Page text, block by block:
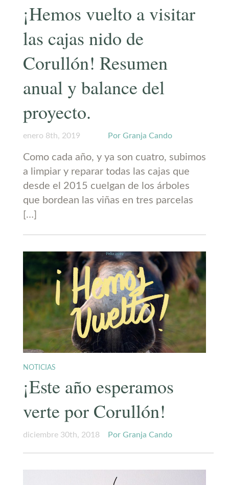
¡Hemos vuelto a visitar
las cajas nido de
Corullón! Resumen
anual y balance del
proyecto.
enero 8th, 2019 Por Granja Cando
Como cada año, y ya son cuatro, subimos
a limpiar y reparar todas las cajas que
desde el 2015 cuelgan de los árboles
que bordean las viñas en tres parcelas
[…]
NOTICIAS
¡Este año esperamos
verte por Corullón!
diciembre 30th, 2018 Por Granja Cando